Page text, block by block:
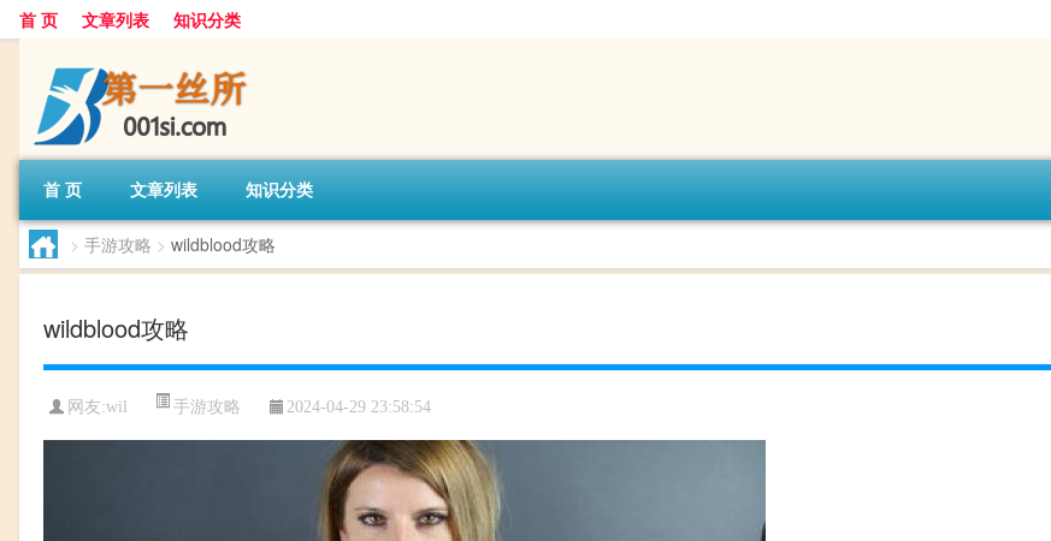
首 页 文章列表 知识分类
首 页 文章列表 知识分类
> 手游攻略 > wildblood攻略
wildblood攻略
网友:wil 手游攻略 2024-04-29 23:58:54